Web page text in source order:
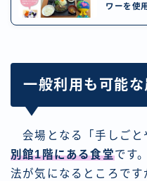
ワーを使
一般利用も可能
会場となる「手しごと
別館1階にある食堂です
法が気になるところで